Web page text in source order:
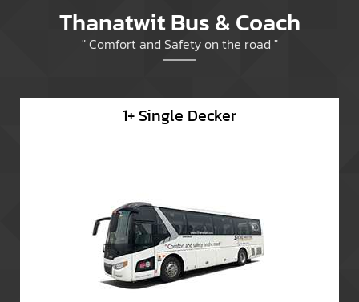
Thanatwit Bus & Coach
" Comfort and Safety on the road "
1+ Single Decker